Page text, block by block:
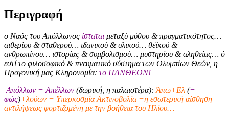
Περιγραφή
ο Ναός του Απόλλωνος ίσταται μεταξύ μύθου & πραγματικότητος…
αιθερίου & σταθερού… ιδανικού & υλικού… θεϊκού &
ανθρωπίνου… ιστορίας & συμβολισμού… μυστηρίου & αληθείας… ό
εστί το φιλοσοφικό & πνευματικό σύστημα των Ολυμπίων Θεών, η
Προγονική μας Κληρονομία: το ΠΑΝΘΕΟΝ!
Απόλλων = Απέλλων (δωρική, η παλαιοτέρα): Άπω+Ελ (=
φώς)+λούων = Υπερκοσμία Ακτινοβολία =η εσωτερική αίσθηση
αντιλήψεως φορτιζομένη με την βοήθεια του Ηλίου…